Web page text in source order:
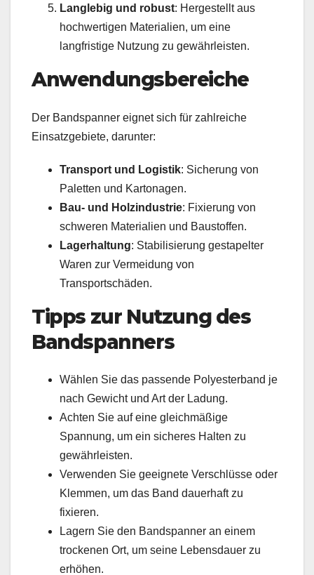
Langlebig und robust: Hergestellt aus
hochwertigen Materialien, um eine
langfristige Nutzung zu gewährleisten.
Anwendungsbereiche
Der Bandspanner eignet sich für zahlreiche
Einsatzgebiete, darunter:
Transport und Logistik: Sicherung von
Paletten und Kartonagen.
Bau- und Holzindustrie: Fixierung von
schweren Materialien und Baustoffen.
Lagerhaltung: Stabilisierung gestapelter
Waren zur Vermeidung von
Transportschäden.
Tipps zur Nutzung des
Bandspanners
Wählen Sie das passende Polyesterband je
nach Gewicht und Art der Ladung.
Achten Sie auf eine gleichmäßige
Spannung, um ein sicheres Halten zu
gewährleisten.
Verwenden Sie geeignete Verschlüsse oder
Klemmen, um das Band dauerhaft zu
fixieren.
Lagern Sie den Bandspanner an einem
trockenen Ort, um seine Lebensdauer zu
erhöhen.